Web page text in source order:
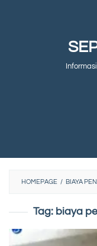
HOMEPAGE / BIAYA
Tag: biaya